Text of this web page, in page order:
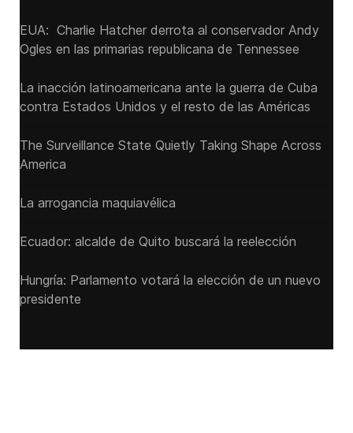
EUA: Charlie Hatcher derrota al conservador Andy
Ogles en las primarias republicana de Tennessee
La inacción latinoamericana ante la guerra de Cuba
contra Estados Unidos y el resto de las Américas
The Surveillance State Quietly Taking Shape Across
America
La arrogancia maquiavélica
Ecuador: alcalde de Quito buscará la reelección
Hungría: Parlamento votará la elección de un nuevo
presidente